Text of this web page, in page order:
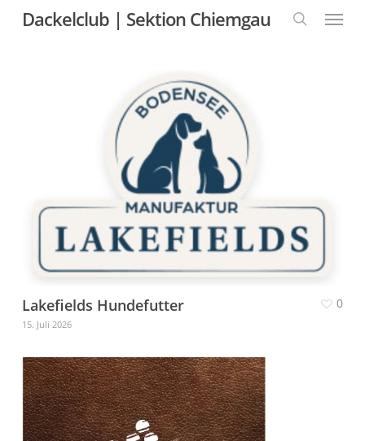
Dackelclub | Sektion Chiemgau Menu
Lakefields Hundefutter
15. Juli 2026
0